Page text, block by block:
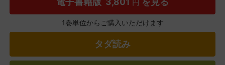
円
1巻単位からご購入いただけます
タダ読み